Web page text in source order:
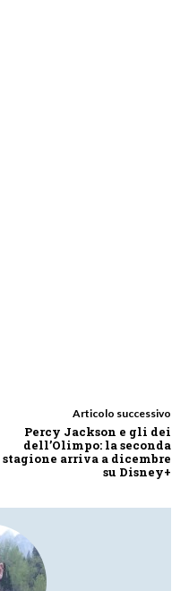
Articolo successivo
Percy Jackson e gli dei
dell’Olimpo: la seconda
stagione arriva a dicembre
su Disney+